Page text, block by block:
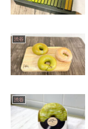
渋谷
渋谷